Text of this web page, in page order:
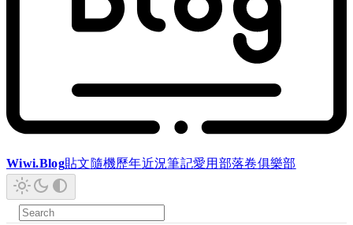
Wiwi.Blog貼文隨機歷年近況筆記愛用 部落卷俱樂部